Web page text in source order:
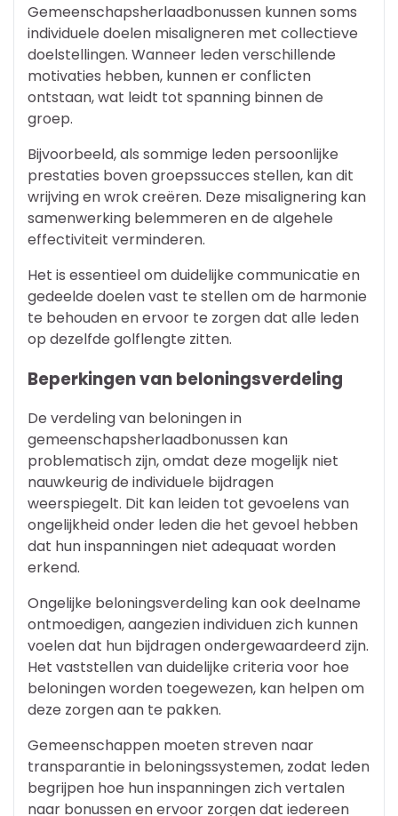
Gemeenschapsherlaadbonussen kunnen soms
individuele doelen misaligneren met collectieve
doelstellingen. Wanneer leden verschillende
motivaties hebben, kunnen er conflicten
ontstaan, wat leidt tot spanning binnen de
groep.
Bijvoorbeeld, als sommige leden persoonlijke
prestaties boven groepssucces stellen, kan dit
wrijving en wrok creëren. Deze misalignering kan
samenwerking belemmeren en de algehele
effectiviteit verminderen.
Het is essentieel om duidelijke communicatie en
gedeelde doelen vast te stellen om de harmonie
te behouden en ervoor te zorgen dat alle leden
op dezelfde golflengte zitten.
Beperkingen van beloningsverdeling
De verdeling van beloningen in
gemeenschapsherlaadbonussen kan
problematisch zijn, omdat deze mogelijk niet
nauwkeurig de individuele bijdragen
weerspiegelt. Dit kan leiden tot gevoelens van
ongelijkheid onder leden die het gevoel hebben
dat hun inspanningen niet adequaat worden
erkend.
Ongelijke beloningsverdeling kan ook deelname
ontmoedigen, aangezien individuen zich kunnen
voelen dat hun bijdragen ondergewaardeerd zijn.
Het vaststellen van duidelijke criteria voor hoe
beloningen worden toegewezen, kan helpen om
deze zorgen aan te pakken.
Gemeenschappen moeten streven naar
transparantie in beloningssystemen, zodat leden
begrijpen hoe hun inspanningen zich vertalen
naar bonussen en ervoor zorgen dat iedereen